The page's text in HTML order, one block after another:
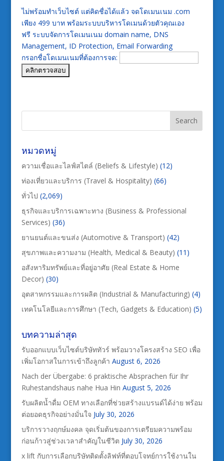
ไม่พร้อมทำเว็บไซต์ แต่คิดชื่อได้แล้ว จดโดเมนเนม .com
เพียง 499 บาท พร้อมระบบบริหารโดเมนด้วยตัวคุณเอง
ฟรี ระบบจัดการโดเมนเนม domain name, DNS
Management, ID Protection, Email Forwarding
กรอกชื่อโดเมนเนมที่ต้องการจด:
หมวดหมู่
ความเชื่อและไลฟ์สไตล์ (Beliefs & Lifestyle) (12)
ท่องเที่ยวและบริการ (Travel & Hospitality) (66)
ทั่วไป (2,069)
ธุรกิจและบริการเฉพาะทาง (Business & Professional
Services) (36)
ยานยนต์และขนส่ง (Automotive & Transport) (42)
สุขภาพและความงาม (Health, Medical & Beauty) (11)
อสังหาริมทรัพย์และที่อยู่อาศัย (Real Estate & Home
Decor) (30)
อุตสาหกรรมและการผลิต (Industrial & Manufacturing) (4)
เทคโนโลยีและการศึกษา (Tech, Gadgets & Education) (5)
บทความล่าสุด
รับออกแบบเว็บไซต์บริษัททัวร์ พร้อมวางโครงสร้าง SEO เพื่อ
เพิ่มโอกาสในการเข้าถึงลูกค้า August 6, 2026
Nach der Übergabe: 6 praktische Absprachen für Ihr
Ruhestandshaus nahe Hua Hin August 5, 2026
รับผลิตน้ำดื่ม OEM ทางเลือกที่ช่วยสร้างแบรนด์ได้ง่าย พร้อม
ต่อยอดธุรกิจอย่างมั่นใจ July 30, 2026
บริการวางฤกษ์มงคล จุดเริ่มต้นของการเตรียมความพร้อม
ก่อนก้าวสู่ช่วงเวลาสำคัญในชีวิต July 30, 2026
x lift กับการเลือกบริษัทติดตั้งลิฟท์ที่ตอบโจทย์การใช้งานใน